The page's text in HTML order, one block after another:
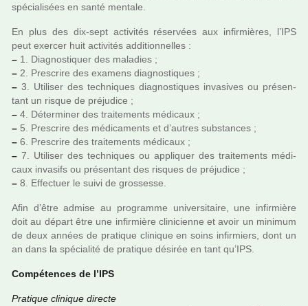
spé­cia­li­sées en santé men­tale.
En plus des dix-sept acti­vi­tés réser­vées aux infir­miè­res, l’IPS
peut exer­cer huit acti­vi­tés addi­tion­nel­les :
– 1. Diagnostiquer des mala­dies ;
– 2. Prescrire des exa­mens diag­nos­ti­ques ;
– 3. Utiliser des tech­ni­ques diag­nos­ti­ques inva­si­ves ou pré­sen­
tant un risque de pré­ju­dice ;
– 4. Déterminer des trai­te­ments médi­caux ;
– 5. Prescrire des médi­ca­ments et d’autres sub­stan­ces ;
– 6. Prescrire des trai­te­ments médi­caux ;
– 7. Utiliser des tech­ni­ques ou appli­quer des trai­te­ments médi­
caux inva­sifs ou pré­sen­tant des ris­ques de pré­ju­dice ;
– 8. Effectuer le suivi de gros­sesse.
Afin d’être admise au pro­gramme uni­ver­si­taire, une infir­mière
doit au départ être une infir­mière cli­ni­cienne et avoir un mini­mum
de deux années de pra­ti­que cli­ni­que en soins infir­miers, dont un
an dans la spé­cia­lité de pra­ti­que dési­rée en tant qu’IPS.
Compétences de l’IPS
Pratique cli­ni­que directe